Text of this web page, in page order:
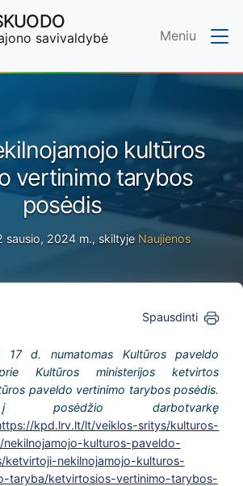
savivaldybė Meniu
kultūros
vertinimo tarybos
posėdis
sausio, 2024 m., skiltyje Naujienos
Spausdinti
d. numatomas Kultūros paveldo
Kultūros ministerijos ketvirtos
paveldo vertinimo tarybos posėdis.
posėdžio darbotvarkę
kpd.lrv.lt/lt/veiklos-sritys/kulturos-
kulturos-paveldo-
ketvirtoji-nekilnojamojo-kulturos-
taryba/ketvirtosios-vertinimo-tarybos-